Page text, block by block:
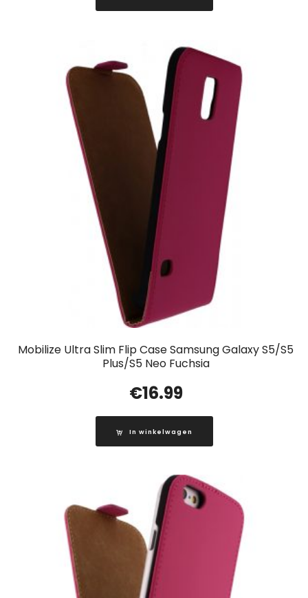
Mobilize Ultra Slim Flip Case Samsung Galaxy S5/S5
Plus/S5 Neo Fuchsia
€16.99
In winkelwagen